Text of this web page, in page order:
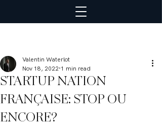
STARTUP NATION
FRANÇAISE: STOP OU
ENCORE?
Valentin Waterlot
Nov 18, 2022 1 min read